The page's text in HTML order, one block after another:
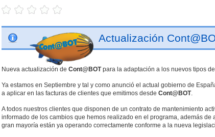
Actualización
Nueva actualización de Cont@BOTpara la adaptación a los nuevos tipos
Ya estamos en Septiembre y tal y como anunció el actual gobierno de
a aplicar en las facturas de clientes que emitimos desde Cont@BOT.
A todos nuestros clientes que disponen de un contrato de mantenimiento
informado de los cambios que hemos realizado en el programa, además
gran mayoría están ya operando correctamente conforme a la nueva